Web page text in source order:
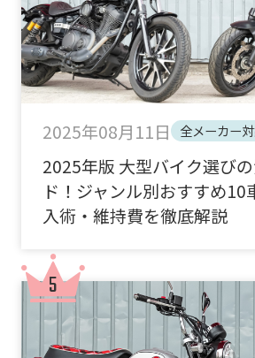
2025年08月11日 全メーカー
2025年版 大型バイク選び
ド！ジャンル別おすすめ10
入術・維持費を徹底解説